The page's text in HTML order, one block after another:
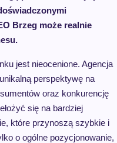
Brzeg może realnie
jest nieocenione. Agencja
perspektywę na
oraz konkurencję
się na bardziej
które przynoszą szybkie i
o ogólne pozycjonowanie,